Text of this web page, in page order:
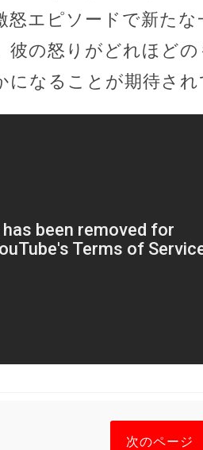
怒エピソードで新た
彼の怒りがどれほど
なることが期待され
次のページ